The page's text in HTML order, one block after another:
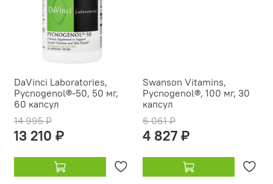
DaVinci Laboratories,
Pycnogenol®-50, 50 мг,
60 капсул
14 995 ₽
13 210 ₽
Swanson Vitamins,
Pycnogenol®, 100 мг, 30
капсул
6 061 ₽
4 827 ₽